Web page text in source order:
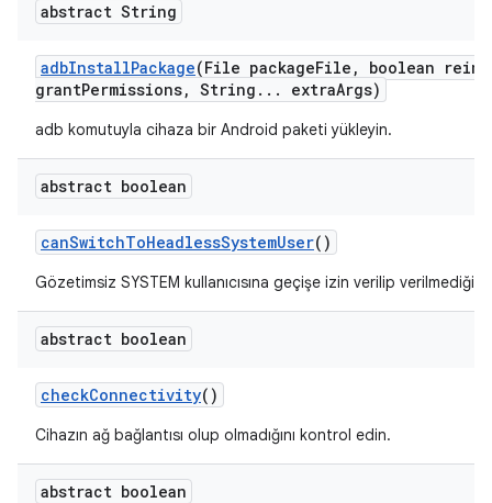
abstract String
adbInstallPackage(File packageFile ,
boolean
grantPermissions, String . . . extraArgs)
adb komutuyla cihaza bir Android paketi yükleyin.
abstract boolean
canSwitchToHeadlessSystemUser()
Gözetimsiz SYSTEM kullanıcısına geçişe izin verilip
abstract boolean
checkConnectivity()
Cihazın ağ bağlantısı olup olmadığını kontrol edin.
abstract boolean